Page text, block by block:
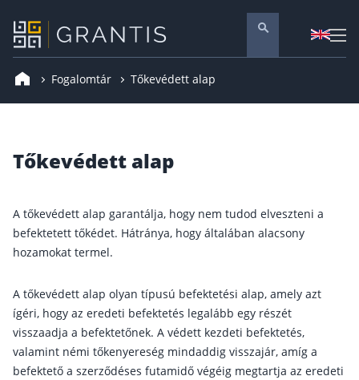
Önkéntes nyugdíjpénztár
Nyugdíj előtakarékossági számla (NYESZ)
Magánnyugdíjpénztár összefoglaló
Nyugdíjkorhatár táblázat és útmutató
Nyugdíj kisokos – A magyar nyugdíjrendszer
Fogalomtár Tőkevédett alap
Tőkevédett alap
A tőkevédett alap garantálja, hogy nem tudod elveszteni a
befektetett tőkédet. Hátránya, hogy általában alacsony
hozamokat termel.
A tőkevédett alap olyan típusú befektetési alap, amely azt
ígéri, hogy az eredeti befektetés legalább egy részét
visszaadja a befektetőnek. A védett kezdeti befektetés,
valamint némi tőkenyereség mindaddig visszajár, amíg a
befektető a szerződéses futamidő végéig megtartja az eredeti